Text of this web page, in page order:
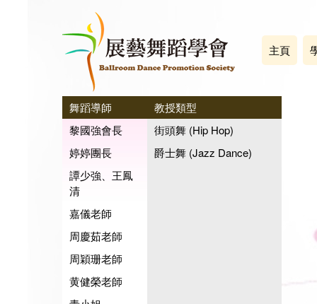
主頁
舞蹈導師
黎國強會長
婷婷團長
譚少強、王鳳
清
嘉儀老師
周慶茹老師
周穎珊老師
黄健榮老師
教授類型
街頭舞 (Hip Hop)
爵士舞 (Jazz Dance)